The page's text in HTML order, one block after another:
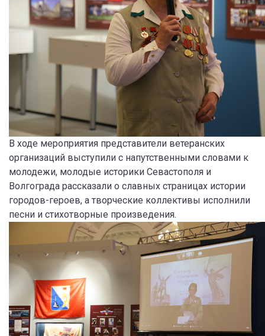
В ходе мероприятия представители ветеранских
организаций выступили с напутственными словами к
молодежи, молодые историки Севастополя и
Волгограда рассказали о славных страницах истории
городов-героев, а творческие коллективы исполнили
песни и стихотворные произведения.